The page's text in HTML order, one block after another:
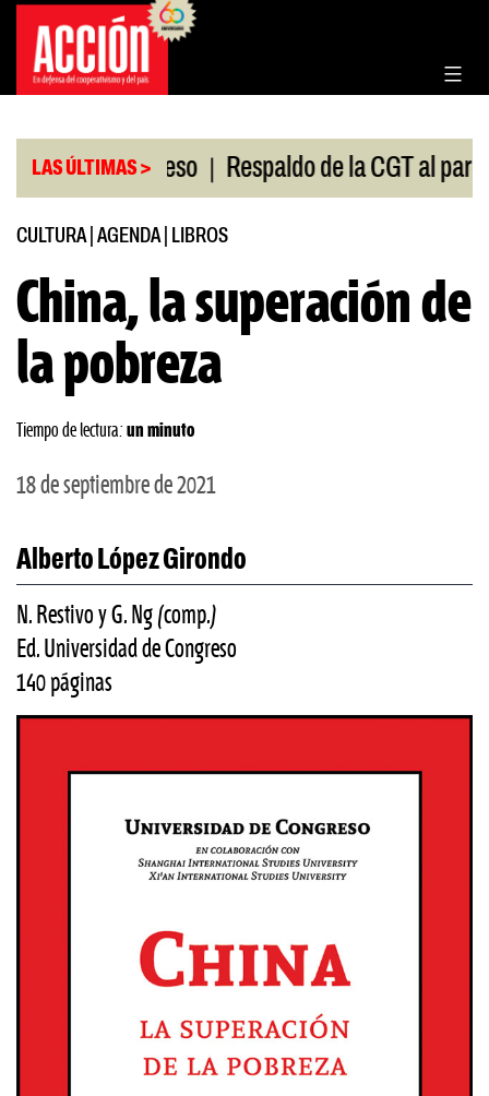
Saltar
contenido
LAS ÚLTIMAS >
el Congreso Respaldo de la CGT al paro
CULTURA| AGENDA| LIBROS
China, la superación de
la pobreza
Tiempo de lectura: un minuto
18 de septiembre de 2021
Alberto López Girondo
N. Restivo y G. Ng (comp.)
Ed. Universidad de Congreso
140 páginas